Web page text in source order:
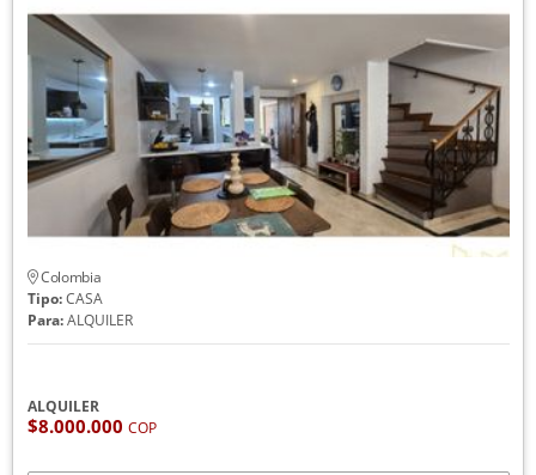
Colombia
Tipo:CASA
Para:ALQUILER
ALQUILER
$8.000.000 COP